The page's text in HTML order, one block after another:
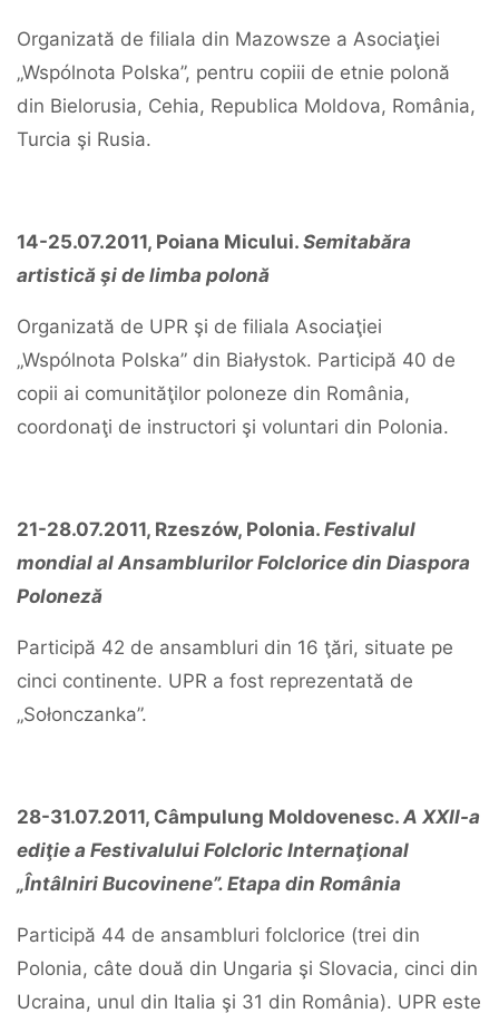
Organizată de filiala din Mazowsze a Asociaţiei
„Wspólnota Polska”, pentru copiii de etnie polonă
din Bielorusia, Cehia, Republica Moldova, România,
Turcia şi Rusia.
14-25.07.2011, Poiana Micului. Semitabăra
artistică şi de limba polonă
Organizată de UPR şi de filiala Asociaţiei
„Wspólnota Polska” din Białystok. Participă 40 de
copii ai comunităţilor poloneze din România,
coordonaţi de instructori şi voluntari din Polonia.
21-28.07.2011, Rzeszów, Polonia. Festivalul
mondial al Ansamblurilor Folclorice din Diaspora
Poloneză
Participă 42 de ansambluri din 16 ţări, situate pe
cinci continente. UPR a fost reprezentată de
„Sołonczanka”.
28-31.07.2011, Câmpulung Moldovenesc. A XXII-a
ediţie a Festivalului Folcloric Internaţional
„Întâlniri Bucovinene”. Etapa din România
Participă 44 de ansambluri folclorice (trei din
Polonia, câte două din Ungaria şi Slovacia, cinci din
Ucraina, unul din Italia şi 31 din România). UPR este